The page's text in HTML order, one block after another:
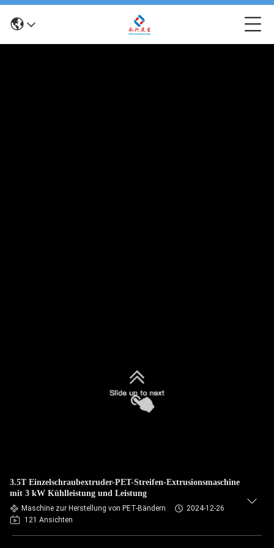
3.5T Einzelschraubextruder-PET-Streifen-Extrusionsmaschine
mit 3 kW Kühlleistung und Leistung
Maschine zur Herstellung von PET-Bändern
2024-12-26
121 Ansichten